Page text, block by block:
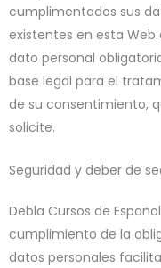
cumplimentados sus
existentes en esta Web
dato personal
base legal para el
de su consentimiento,
solicite.
Seguridad y deber de
Debla Cursos de
cumplimiento de la
datos personales